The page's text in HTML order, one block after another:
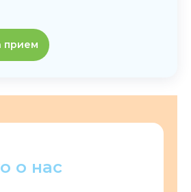
прием
о нас